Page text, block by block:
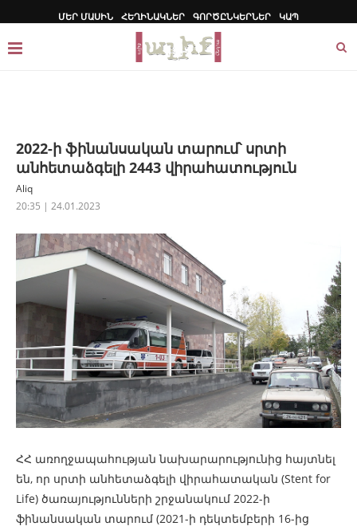
ՄԵՐ ՄԱՍԻՆ ՀԵՂԻՆԱԿՆԵՐ ԳՈՐԾԸՆԿԵՐՆԵՐ ԿԱՊ
2022-ի ֆինանսական տարում՝ սրտի
անհետաձգելի 2443 վիրահատություն
Aliq
20:35 | 24.01.2023
ՀՀ առողջապահության նախարարությունից հայտնել
են, որ սրտի անհետաձգելի վիրահատական (Stent for
Life) ծառայությունների շրջանակում 2022-ի
ֆինանսական տարում (2021-ի դեկտեմբերի 16-ից